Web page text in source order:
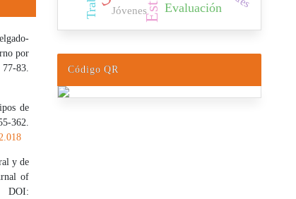
por
83.
de
362.
y de
of
Evaluación
Jóvenes
Código QR